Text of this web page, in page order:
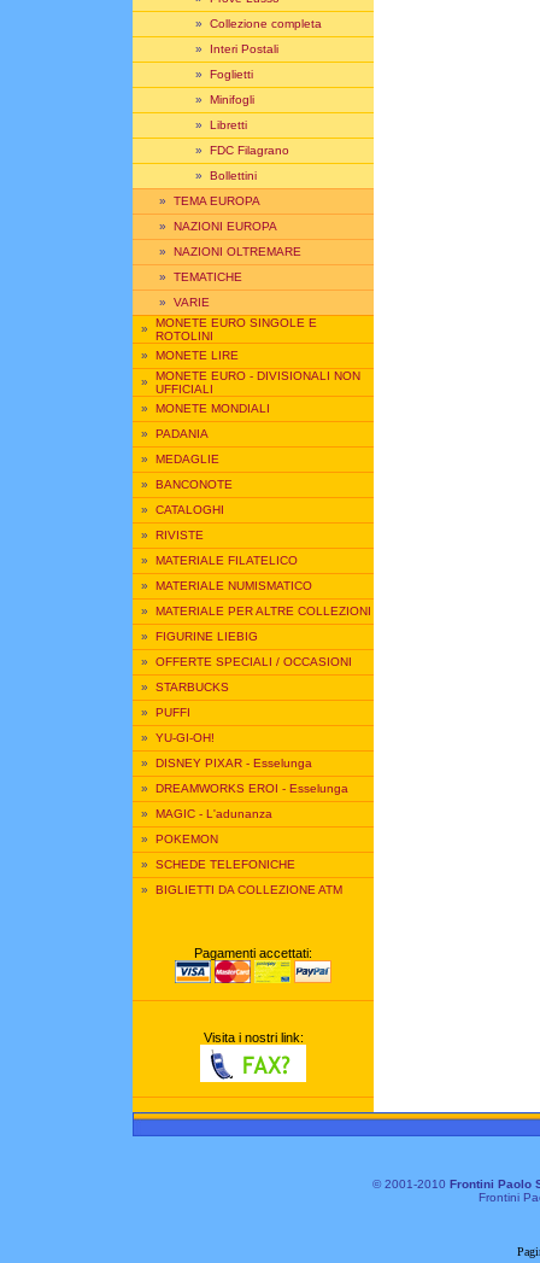
» Collezione completa
» Interi Postali
» Foglietti
» Minifogli
» Libretti
» FDC Filagrano
» Bollettini
» TEMA EUROPA
» NAZIONI EUROPA
» NAZIONI OLTREMARE
» TEMATICHE
» VARIE
» MONETE EURO SINGOLE E
ROTOLINI
» MONETE LIRE
» MONETE EURO - DIVISIONALI NON
UFFICIALI
» MONETE MONDIALI
» PADANIA
» MEDAGLIE
» BANCONOTE
» CATALOGHI
» RIVISTE
» MATERIALE FILATELICO
» MATERIALE NUMISMATICO
» MATERIALE PER ALTRE COLLEZIONI
» FIGURINE LIEBIG
» OFFERTE SPECIALI / OCCASIONI
» STARBUCKS
» PUFFI
» YU-GI-OH!
» DISNEY PIXAR - Esselunga
» DREAMWORKS EROI - Esselunga
» MAGIC - L'adunanza
» POKEMON
» SCHEDE TELEFONICHE
» BIGLIETTI DA COLLEZIONE ATM
Pagamenti accettati:
Visita i nostri link:
© 2001-2010 Frontini Paolo
Frontini